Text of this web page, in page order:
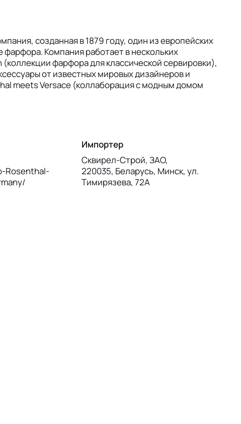
созданная в 1879 году, один из европейских
фарфора. Компания работает в нескольких
фарфора для классической сервировки),
от известных мировых дизайнеров и
meets Versace (коллаборация с модным домом
Rosenthal-
Импортер
Сквирел-Строй, ЗАО,
220035, Беларусь, Минск, ул.
Тимирязева, 72А